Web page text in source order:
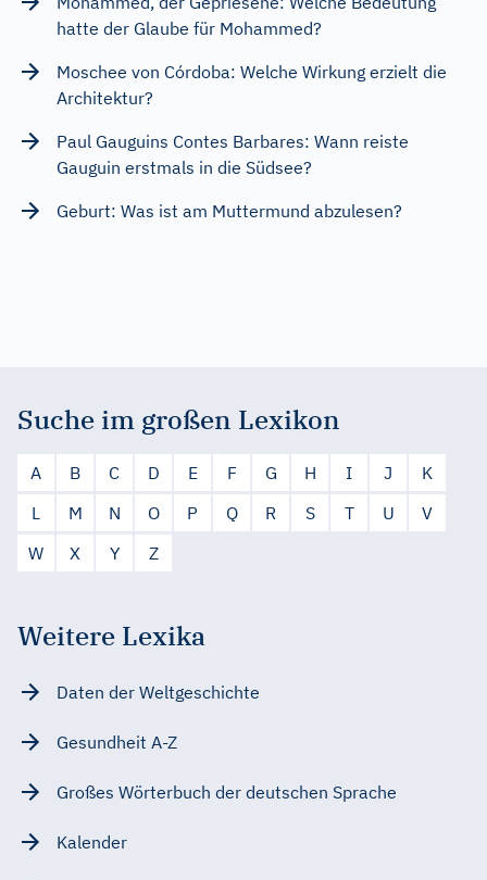
hatte der Glaube für Mohammed?
Moschee von Córdoba: Welche Wirkung erzielt die
Architektur?
Paul Gauguins Contes Barbares: Wann reiste
Gauguin erstmals in die Südsee?
Geburt: Was ist am Muttermund abzulesen?
Suche im großen Lexikon
A B C D E F G H I J
K
L
M N O P Q R S T U
V
W
X Y Z
Weitere Lexika
Daten der Weltgeschichte
Gesundheit A-Z
Großes Wörterbuch der deutschen Sprache
Kalender